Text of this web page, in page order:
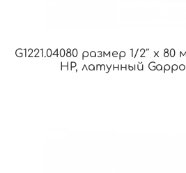
G1221.04080 размер 1/2″ х
НР, латунный Gappo